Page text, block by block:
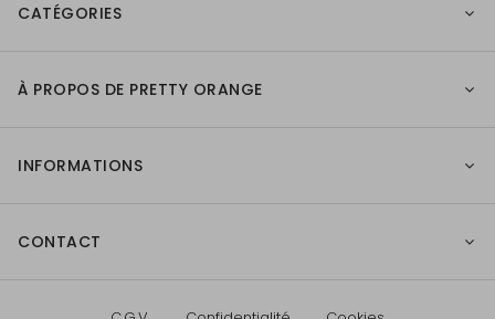
CATÉGORIES
À PROPOS DE PRETTY ORANGE
INFORMATIONS
CONTACT